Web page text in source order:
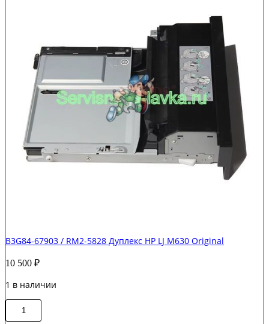
B3G84-67903 / RM2-5828 Дуплекс HP LJ M630 Original
10 500 ₽
1 в наличии
Количество
товара